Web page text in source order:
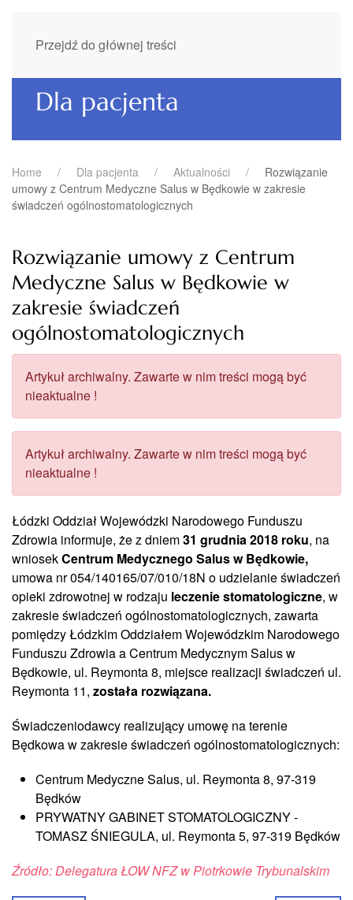
Przejdź do głównej treści
Dla pacjenta
Home Dla pacjenta Aktualności
Rozwiązanie
umowy z Centrum Medyczne Salus w Będkowie w zakresie
świadczeń ogólnostomatologicznych
Rozwiązanie umowy z Centrum
Medyczne Salus w Będkowie w
zakresie świadczeń
ogólnostomatologicznych
Artykuł archiwalny. Zawarte w nim treści mogą być
nieaktualne !
Artykuł archiwalny. Zawarte w nim treści mogą być
nieaktualne !
Łódzki Oddział Wojewódzki Narodowego Funduszu
Zdrowia informuje, że z dniem31 grudnia 2018 roku, na
wniosekCentrum Medycznego Salus w Będkowie,
umowa nr 054/140165/07/010/18N o udzielanie świadczeń
opieki zdrowotnej w rodzaju leczenie stomatologiczne, w
zakresie świadczeń ogólnostomatologicznych, zawarta
pomiędzy Łódzkim Oddziałem Wojewódzkim Narodowego
Funduszu Zdrowia a Centrum Medycznym Salus w
Będkowie, ul. Reymonta 8, miejsce realizacji świadczeń ul.
Reymonta 11, została rozwiązana.
Świadczeniodawcy realizujący umowę na terenie
Będkowa w zakresie świadczeń ogólnostomatologicznych:
Centrum Medyczne Salus, ul. Reymonta 8, 97-319
Będków
PRYWATNY GABINET STOMATOLOGICZNY -
TOMASZ ŚNIEGULA, ul. Reymonta 5, 97-319 Będków
Źródło: Delegatura ŁOW NFZ w Piotrkowie Trybunalskim